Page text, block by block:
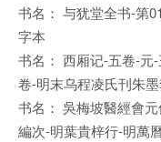
书名： 与犹堂全书-第
字本
书名： 西厢记-五卷-元
卷-明末乌程凌氏刊朱
书名： 吳梅坡醫經會
編次-明葉貴梓行-明萬